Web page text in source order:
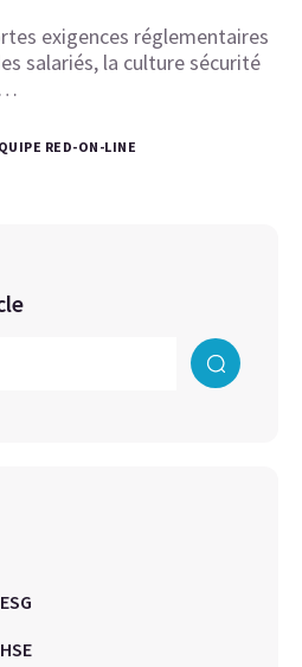
exigences réglementaires
salariés, la culture sécurité
RED-ON-LINE